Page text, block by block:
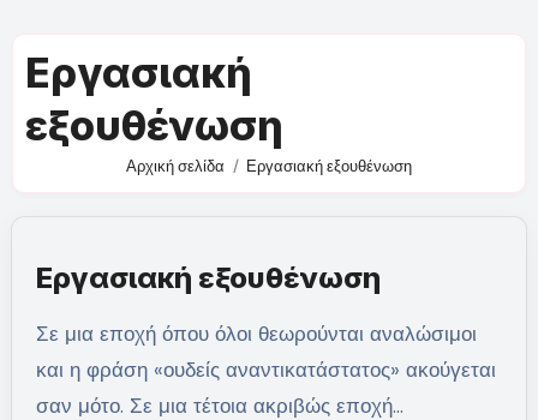
Εργασιακή
εξουθένωση
Αρχική σελίδα Εργασιακή εξουθένωση
Εργασιακή εξουθένωση
Σε μια εποχή όπου όλοι θεωρούνται αναλώσιμοι
και η φράση «ουδείς αναντικατάστατος» ακούγεται
σαν μότο. Σε μια τέτοια ακριβώς εποχή…